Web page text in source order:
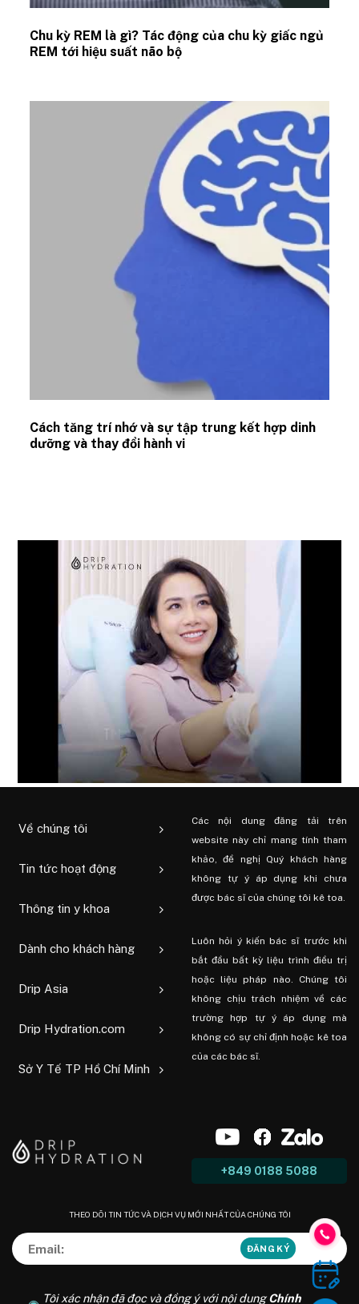
Chu kỳ REM là gì? Tác động của chu kỳ giấc ngủ
REM tới hiệu suất não bộ
Cách tăng trí nhớ và sự tập trung kết hợp dinh
dưỡng và thay đổi hành vi
Về chúng tôi
Tin tức hoạt động
Thông tin y khoa
Dành cho khách hàng
Drip Asia
Drip Hydration.com
Sở Y Tế TP Hồ Chí Minh
Các nội dung đăng tải trên
website này chỉ mang tính tham
khảo, đề nghị Quý khách hàng
không tự ý áp dụng khi chưa
được bác sĩ của chúng tôi kê toa.
Luôn hỏi ý kiến ​​bác sĩ trước khi
bắt đầu bất kỳ liệu trình điều trị
hoặc liệu pháp nào. Chúng tôi
không chịu trách nhiệm về các
trường hợp tự ý áp dụng mà
không có sự chỉ định hoặc kê toa
của các bác sĩ.
+849 0188 5088
THEO DÕI TIN TỨC VÀ DỊCH VỤ MỚI NHẤT CỦA CHÚNG TÔI
Tôi xác nhận đã đọc và đồng ý với nội dungChính